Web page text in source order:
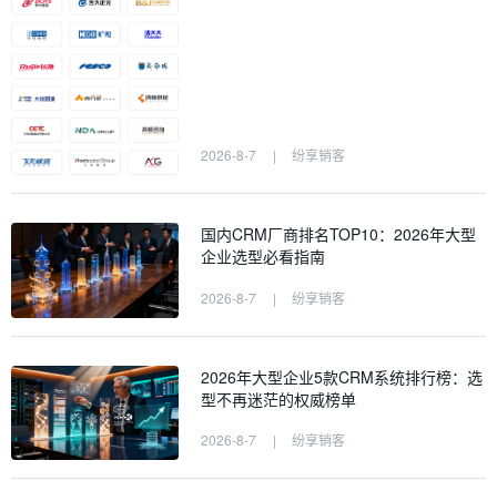
2026-8-7 | 纷享销客
国内CRM厂商排名TOP10：2026年大型
企业选型必看指南
2026-8-7 | 纷享销客
2026年大型企业5款CRM系统排行榜：选
型不再迷茫的权威榜单
2026-8-7 | 纷享销客